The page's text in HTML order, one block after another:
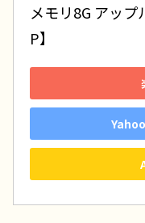
メモリ8G アッ
P】